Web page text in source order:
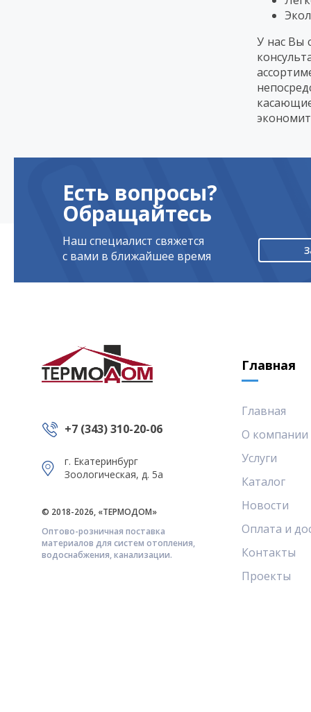
У нас Вы
Есть вопросы?
Обращайтесь
Наш специалист свяжется
с вами в ближайшее время
Главная
+7 (343) 310-20-06
г. Екатеринбург
Зоологическая, д. 5а
© 2018-2026, «ТЕРМОДОМ»
Оптово-розничная поставка
материалов для систем отопления,
водоснабжения, канализации.
Главная
О компании
Услуги
Каталог
Новости
Оплата и
Контакты
Проекты